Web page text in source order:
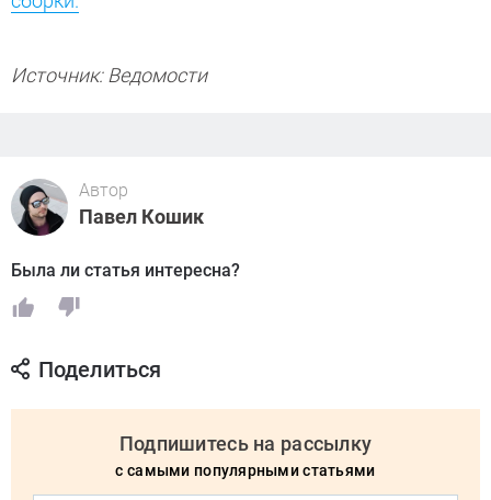
Источник: Ведомости
Автор
Павел Кошик
Была ли статья интересна?
Поделиться
Подпишитесь на рассылку
с самыми популярными статьями